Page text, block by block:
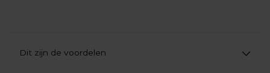
Dit zijn de voordelen